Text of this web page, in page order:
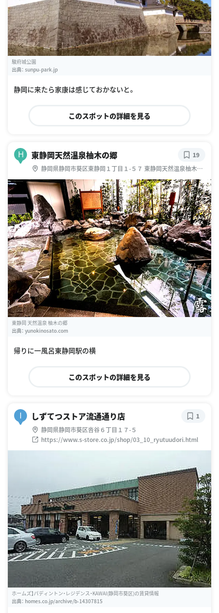
駿府城公園
出典： sunpu-park.jp
静岡に来たら家康は感じておかないと。
このスポットの詳細を見る
H 東静岡天然温泉柚木の郷
静岡県静岡市葵区東静岡１丁目１-５７ 東静岡天然温泉柚木の
郷
19
東静岡 天然温泉 柚木の郷
出典： yunokinosato.com
帰りに一風呂東静岡駅の横
このスポットの詳細を見る
I しずてつストア流通通り店
静岡県静岡市葵区沓谷６丁目１７-５
https://www.s-store.co.jp/shop/03_10_ryutuudori.html
1
ホームズ】パディントン・レジデンス・KAWAI(静岡市葵区)の賃貸情報
出典： homes.co.jp/archive/b-14307815